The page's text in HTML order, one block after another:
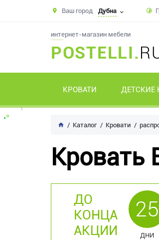
Ваш город Дубна
интернет-магазин мебели
POSTELLI.
КРОВАТИ ДЕТСКИЕ
Каталог Кровати
Кровать
ДО
КОНЦА
АКЦИИ
25
дни